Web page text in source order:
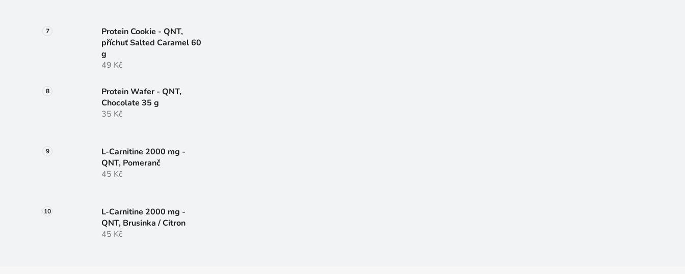
Protein Cookie - QNT,
příchuť Salted Caramel 60
g
49 Kč
Protein Wafer - QNT,
Chocolate 35 g
35 Kč
L-Carnitine 2000 mg -
QNT, Pomeranč
45 Kč
L-Carnitine 2000 mg -
QNT, Brusinka / Citron
45 Kč